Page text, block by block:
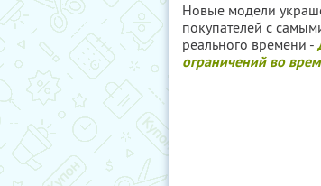
Новые модели
покупателей с
реального времени -
ограничений во